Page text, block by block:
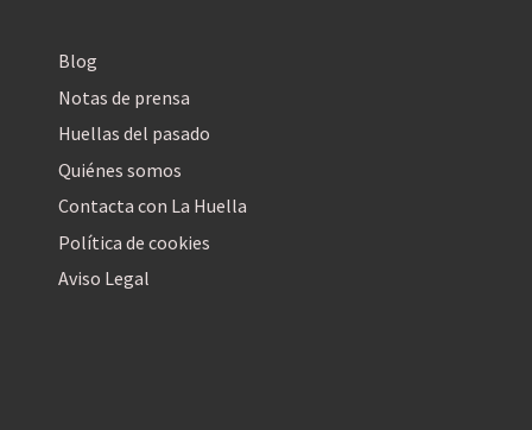
Blog
Notas de prensa
Huellas del pasado
Quiénes somos
Contacta con La Huella
Política de cookies
Aviso Legal